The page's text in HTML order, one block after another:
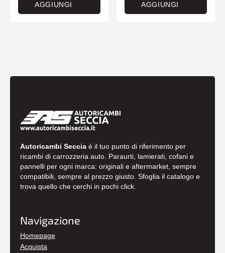
AGGIUNGI AGGIUNGI
Autoricambi Seccia è il tuo punto di riferimento per
ricambi di carrozzeria auto. Paraurti, lamierati, cofani e
pannelli per ogni marca: originali e aftermarket, sempre
compatibili, sempre al prezzo giusto. Sfoglia il catalogo e
trova quello che cerchi in pochi click.
Navigazione
Homepage
Acquista